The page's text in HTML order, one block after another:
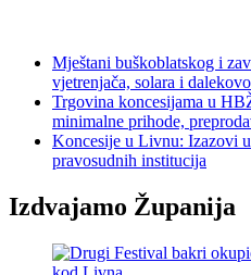
Mještani buškoblatskog i
vjetrenjača, solara i
Trgovina koncesijama u
minimalne prihode,
Koncesije u Livnu: Izazovi
pravosudnih institucija
Izdvajamo Županija